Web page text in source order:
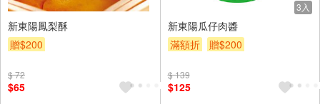
新東陽鳳梨酥
贈$200
$ 72
$65
3入
新東陽瓜仔肉醬
滿額折
贈$200
$ 139
$125